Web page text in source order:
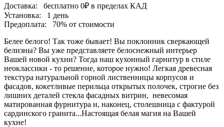
Доставка:
бесплатно 0₽ в пределах КАД
Установка:
1 день
Предоплата:
70% от стоимости
Белее белого! Так тоже бывает! Вы поклонник сверкающей
белизны? Вы уже представляете белоснежный интерьер
Вашей новой кухни? Тогда наш кухонный гарнитур в стиле
неоклассики - то решение, которое нужно! Легкая древесная
текстура натуральной горной лиственницы корпусов и
фасадов, кокетливые перильца открытых полочек, строгие без
лишних деталей стекла фасадных витрин, невесомая
матированная фурнитура и, наконец, столешница с фактурой
сардинского гранита...Настоящая белая магия на Вашей
кухне!